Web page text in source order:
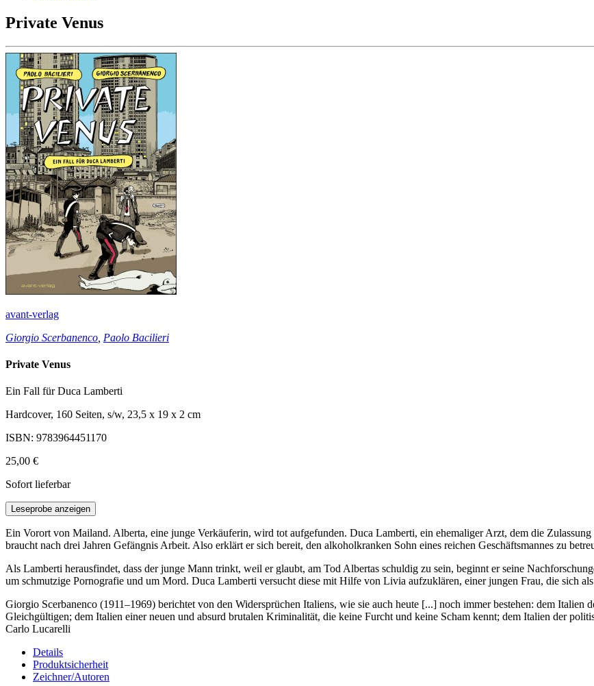
Private Venus
avant-verlag
Giorgio Scerbanenco Paolo Bacilieri
Private Venus
Ein Fall für Duca Lamberti
Hardcover, 160 Seiten, s/w, 23,5 x 19 x 2 cm
ISBN: 9783964451170
25,00 €
Sofort lieferbar
Leseprobe anzeigen
Ein Vorort von Mailand. Alberta, eine junge Verkäuferin, wird tot aufgefunden. Duca Lamberti, ein ehemaliger Arzt, dem die
braucht nach drei Jahren Gefängnis Arbeit. Also erklärt er sich bereit, den alkoholkranken Sohn eines reichen Geschäftsmannes zu
Als Lamberti herausfindet, dass der junge Mann trinkt, weil er glaubt, am Tod Albertas schuldig zu sein, beginnt er seine
um schmutzige Pornografie und um Mord. Duca Lamberti versucht diese mit Hilfe von Livia aufzuklären, einer jungen Frau, die sich
Giorgio Scerbanenco (1911–1969) berichtet von den Widersprüchen Italiens, wie sie auch heute [...] noch immer bestehen: dem Italien
Gleichgültigen; dem Italien einer neuen und absurd brutalen Kriminalität, die keine Furcht und keine Scham kennt; dem Italien der
Carlo Lucarelli
Details
Produktsicherheit
Zeichner/Autoren